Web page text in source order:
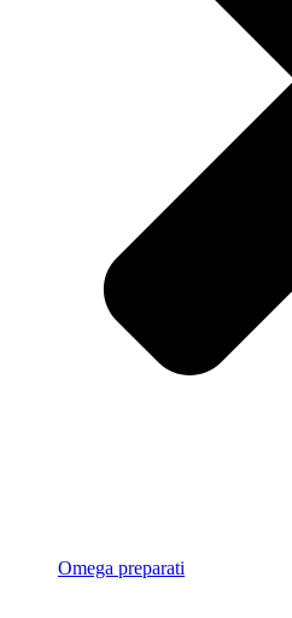
Omega preparati